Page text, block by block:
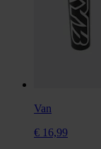
Van
€ 16,99